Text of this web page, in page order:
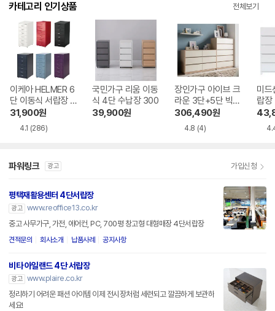
카테고리 인기상품 전체보기
이케아 HELMER 6
단 이동식 서랍장 2
80
31,900원
4.1 (286)
국민가구 리움 이동
식 4단 수납장 300
39,900원
장인가구 아이브 크
라운 3단+5단 빅와
이드 서랍장세트A
2200
306,490원
4.8 (4)
미드
랍장
파워링크 광고 가입신청
평택재활용센터 4단서랍장
광고 www.reoffice13.co.kr
중고 사무가구, 가전, 에어컨, PC, 700평 창고형 대형매장 4단서랍장
견적문의 회사소개 납품사례 공지사항
비타 아일랜드 4단 서랍장
광고 www.plaire.co.kr
정리하기 어려운 패션 아이템 이제 전시장처럼 세련되고 깔끔하게 보관하
세요!